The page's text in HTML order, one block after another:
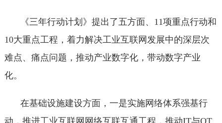
《三年行动计划》提出了五方面、11项重点行动和
10大重点工程，着力解决工业互联网发展中的深层次
难点、痛点问题，推动产业数字化，带动数字产业
化。
在基础设施建设方面，一是实施网络体系强基行